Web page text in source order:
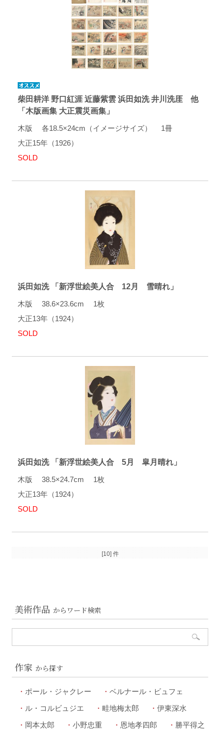
柴田耕洋 野口紅涯 近藤紫雲 浜田如洗 井川洗厓 他
「木版画集 大正震災画集」
木版 各18.5×24cm（イメージサイズ） 1冊
大正15年（1926）
SOLD
浜田如洗 「新浮世絵美人合 12月 雪晴れ」
木版 38.6×23.6cm 1枚
大正13年（1924）
SOLD
浜田如洗 「新浮世絵美人合 5月 皐月晴れ」
木版 38.5×24.7cm 1枚
大正13年（1924）
SOLD
[10] 件
美術作品 からワード検索
作家 から探す
ポール・ジャクレー
ベルナール・ビュフェ
ル・コルビュジエ
畦地梅太郎
伊東深水
岡本太郎
小野忠重 恩地孝四郎
勝平得之